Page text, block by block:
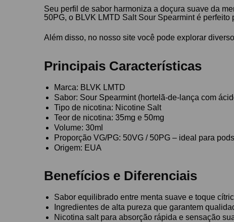
Seu perfil de sabor harmoniza a doçura suave da
50PG, o BLVK LMTD Salt Sour Spearmint é
Além disso, no nosso site você pode explorar
Principais Características
Marca: BLVK LMTD
Sabor: Sour Spearmint (hortelã-de-lança com
Tipo de nicotina: Nicotine Salt
Teor de nicotina: 35mg e 50mg
Volume: 30ml
Proporção VG/PG: 50VG / 50PG – ideal para
Origem: EUA
Benefícios e Diferenciais
Sabor equilibrado entre menta suave e toque
Ingredientes de alta pureza que garantem
Nicotina salt para absorção rápida e sensação